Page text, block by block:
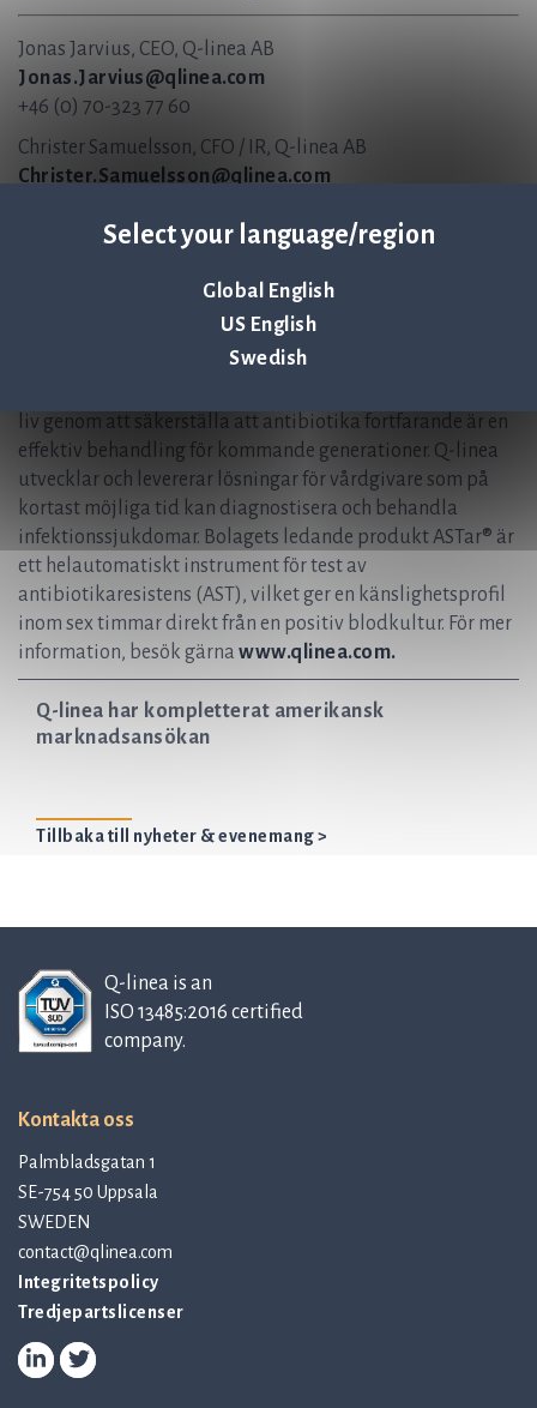
Select your language/region
Global English
US English
Swedish
Jonas Jarvius, CEO, Q-linea AB
Jonas.Jarvius@qlinea.com
+46 (0) 70-323 77 60
Christer Samuelsson, CFO / IR, Q-linea AB
Christer.Samuelsson@qlinea.com
Om Q-linea
Q-linea är ett innovativt infektionsdiagnostikbolag vars
fokus är utveckling av instrument och
förbrukningsartiklar för snabb och pålitlig
liv genom att säkerställa att antibiotika fortfarande är en
effektiv behandling för kommande generationer. Q-linea
utvecklar och levererar lösningar för vårdgivare som på
kortast möjliga tid kan diagnostisera och behandla
infektionssjukdomar. Bolagets ledande produkt ASTar® är
ett helautomatiskt instrument för test av
antibiotikaresistens (AST), vilket ger en känslighetsprofil
inom sex timmar direkt från en positiv blodkultur. För mer
information, besök gärna www.qlinea.com.
Q-linea har kompletterat amerikansk
marknadsansökan
Tillbaka till nyheter & evenemang >
Q-linea is an
ISO 13485:2016 certified
company.
Kontakta oss
Palmbladsgatan 1
SE-754 50 Uppsala
SWEDEN
contact@qlinea.com
Integritetspolicy
Tredjepartslicenser